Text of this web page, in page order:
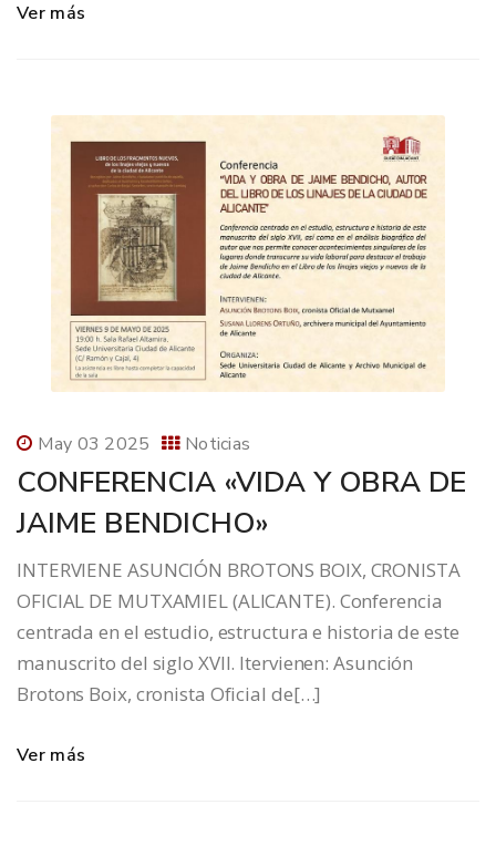
Ver más
May 03 2025 Noticias
CONFERENCIA «VIDA Y OBRA DE
JAIME BENDICHO»
INTERVIENE ASUNCIÓN BROTONS BOIX, CRONISTA
OFICIAL DE MUTXAMIEL (ALICANTE). Conferencia
centrada en el estudio, estructura e historia de este
manuscrito del siglo XVII. Itervienen: Asunción
Brotons Boix, cronista Oficial de[…]
Ver más